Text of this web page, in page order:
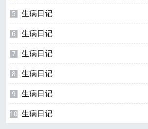
5 生病日记
6 生病日记
7 生病日记
8 生病日记
9 生病日记
10 生病日记